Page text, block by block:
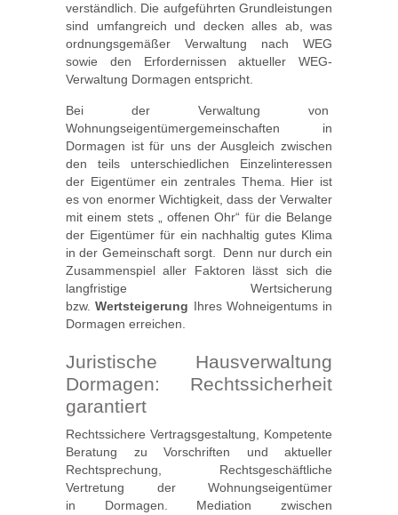
verständlich. Die aufgeführten Grundleistungen
sind umfangreich und decken alles ab, was
ordnungsgemäßer Verwaltung nach WEG
sowie den Erfordernissen aktueller WEG-
Verwaltung Dormagen entspricht.
Bei der Verwaltung von
Wohnungseigentümergemeinschaften in
Dormagen ist für uns der Ausgleich zwischen
den teils unterschiedlichen Einzelinteressen
der Eigentümer ein zentrales Thema. Hier ist
es von enormer Wichtigkeit, dass der Verwalter
mit einem stets „ offenen Ohr“ für die Belange
der Eigentümer für ein nachhaltig gutes Klima
in der Gemeinschaft sorgt. Denn nur durch ein
Zusammenspiel aller Faktoren lässt sich die
langfristige Wertsicherung
bzw.Wertsteigerung Ihres Wohneigentums in
Dormagen erreichen.
Juristische Hausverwaltung
Dormagen: Rechtssicherheit
garantiert
Rechtssichere Vertragsgestaltung, Kompetente
Beratung zu Vorschriften und aktueller
Rechtsprechung, Rechtsgeschäftliche
Vertretung der Wohnungseigentümer
in Dormagen. Mediation zwischen